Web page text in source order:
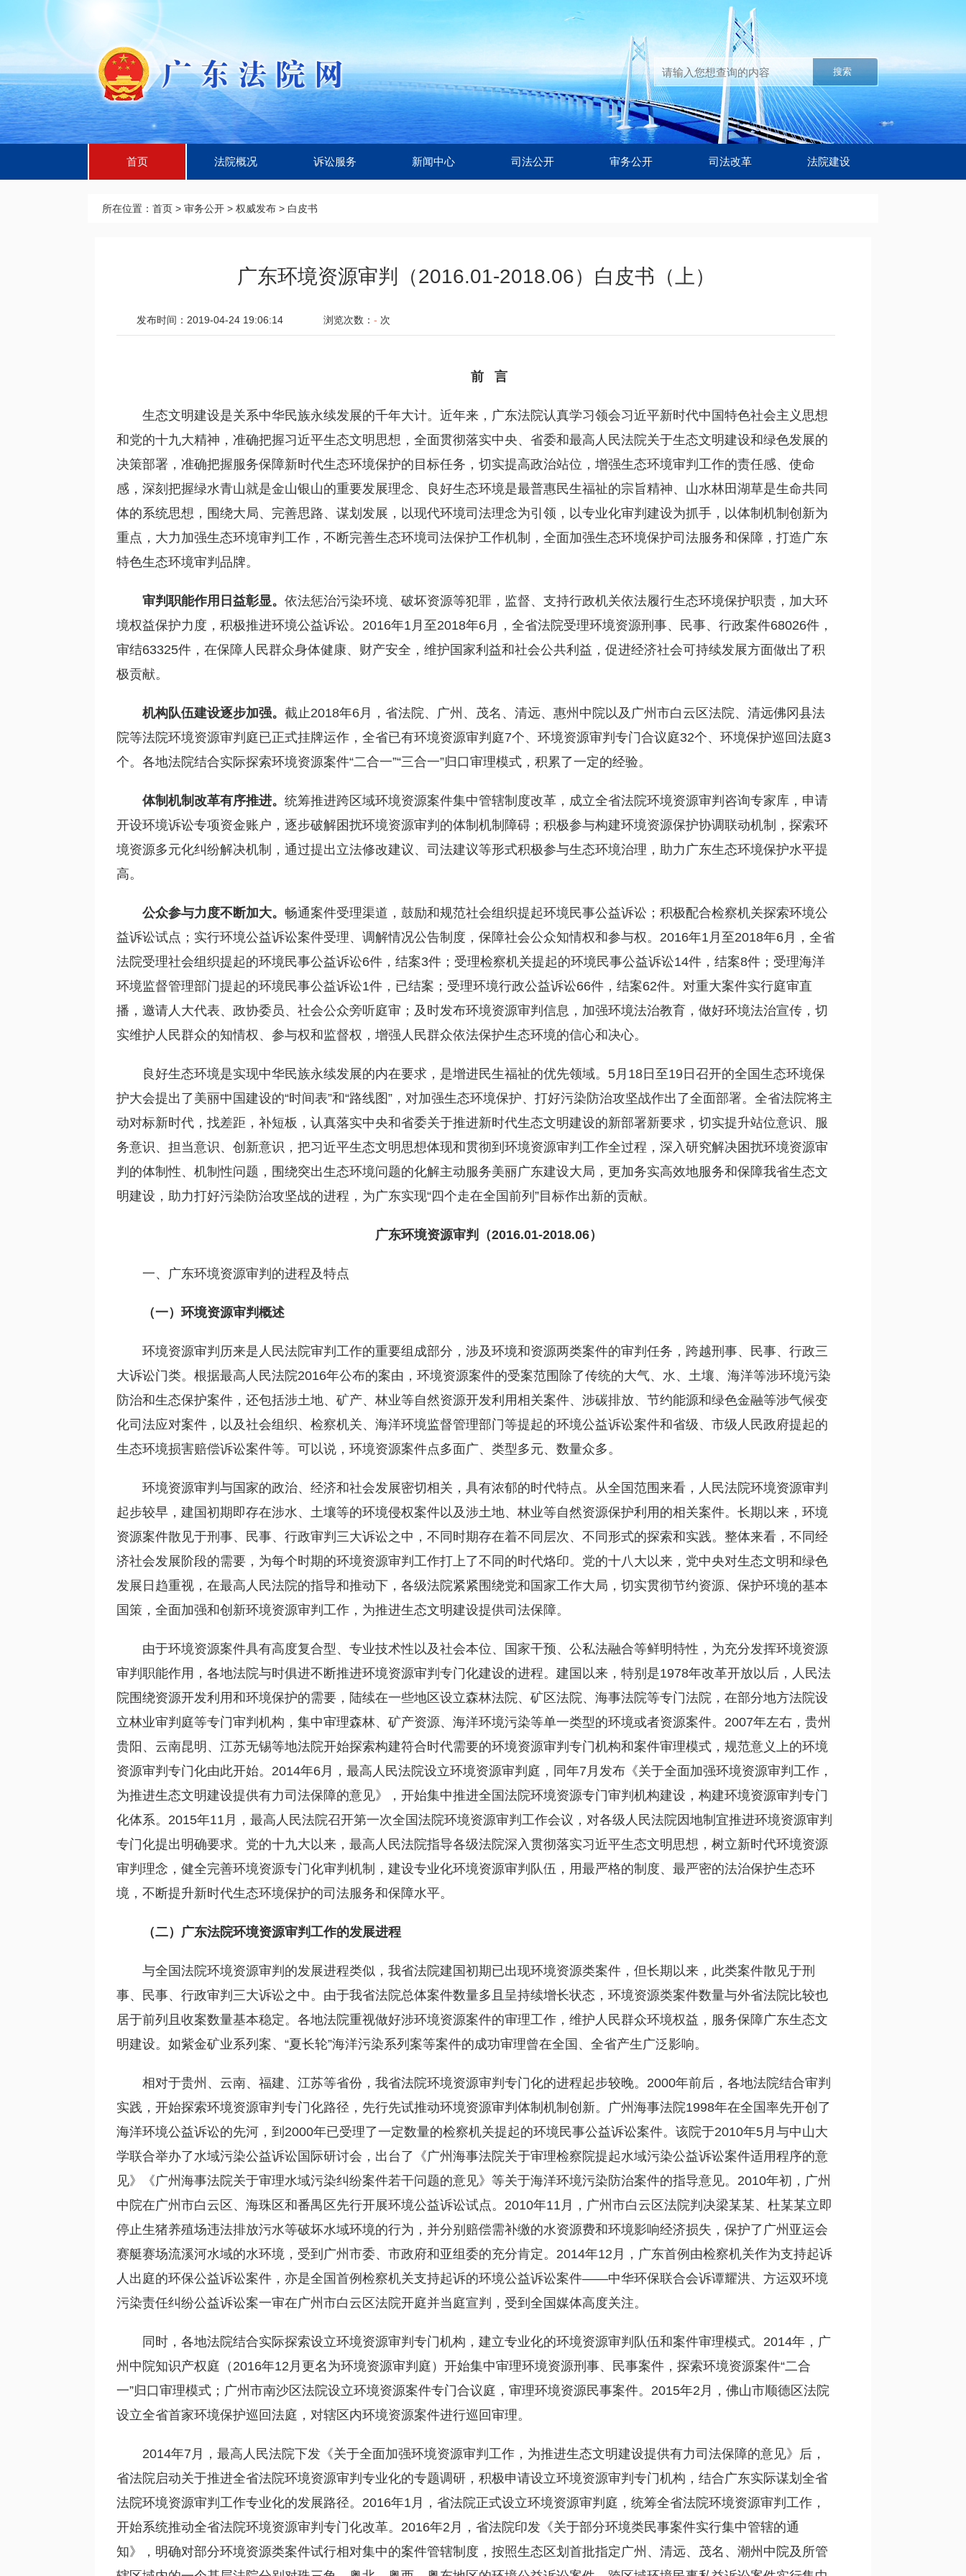
搜索
首页 法院概况 诉讼服务 新闻中心 司法公开 审务公开 司法改革 法院建设
所在位置： 首页 > 审务公开 > 权威发布 > 白皮书
广东环境资源审判（2016.01-2018.06）白皮书（上）
发布时间：2019-04-24 19:06:14 浏览次数： - 次
前 言
生态文明建设是关系中华民族永续发展的千年大计。近年来，广东法院认真学习领会习近平新时代中国特色社会主义思想
和党的十九大精神，准确把握习近平生态文明思想，全面贯彻落实中央、省委和最高人民法院关于生态文明建设和绿色发展的
决策部署，准确把握服务保障新时代生态环境保护的目标任务，切实提高政治站位，增强生态环境审判工作的责任感、使命
感，深刻把握绿水青山就是金山银山的重要发展理念、良好生态环境是最普惠民生福祉的宗旨精神、山水林田湖草是生命共同
体的系统思想，围绕大局、完善思路、谋划发展，以现代环境司法理念为引领，以专业化审判建设为抓手，以体制机制创新为
重点，大力加强生态环境审判工作，不断完善生态环境司法保护工作机制，全面加强生态环境保护司法服务和保障，打造广东
特色生态环境审判品牌。
审判职能作用日益彰显。 依法惩治污染环境、破坏资源等犯罪，监督、支持行政机关依法履行生态环境保护职责，加大环
境权益保护力度，积极推进环境公益诉讼。2016年1月至2018年6月，全省法院受理环境资源刑事、民事、行政案件68026件，
审结63325件，在保障人民群众身体健康、财产安全，维护国家利益和社会公共利益，促进经济社会可持续发展方面做出了积
极贡献。
机构队伍建设逐步加强。 截止2018年6月，省法院、广州、茂名、清远、惠州中院以及广州市白云区法院、清远佛冈县法
院等法院环境资源审判庭已正式挂牌运作，全省已有环境资源审判庭7个、环境资源审判专门合议庭32个、环境保护巡回法庭3
个。各地法院结合实际探索环境资源案件“二合一”“三合一”归口审理模式，积累了一定的经验。
体制机制改革有序推进。 统筹推进跨区域环境资源案件集中管辖制度改革，成立全省法院环境资源审判咨询专家库，申请
开设环境诉讼专项资金账户，逐步破解困扰环境资源审判的体制机制障碍；积极参与构建环境资源保护协调联动机制，探索环
境资源多元化纠纷解决机制，通过提出立法修改建议、司法建议等形式积极参与生态环境治理，助力广东生态环境保护水平提
高。
公众参与力度不断加大。 畅通案件受理渠道，鼓励和规范社会组织提起环境民事公益诉讼；积极配合检察机关探索环境公
益诉讼试点；实行环境公益诉讼案件受理、调解情况公告制度，保障社会公众知情权和参与权。2016年1月至2018年6月，全省
法院受理社会组织提起的环境民事公益诉讼6件，结案3件；受理检察机关提起的环境民事公益诉讼14件，结案8件；受理海洋
环境监督管理部门提起的环境民事公益诉讼1件，已结案；受理环境行政公益诉讼66件，结案62件。对重大案件实行庭审直
播，邀请人大代表、政协委员、社会公众旁听庭审；及时发布环境资源审判信息，加强环境法治教育，做好环境法治宣传，切
实维护人民群众的知情权、参与权和监督权，增强人民群众依法保护生态环境的信心和决心。
良好生态环境是实现中华民族永续发展的内在要求，是增进民生福祉的优先领域。5月18日至19日召开的全国生态环境保
护大会提出了美丽中国建设的“时间表”和“路线图”，对加强生态环境保护、打好污染防治攻坚战作出了全面部署。全省法院将主
动对标新时代，找差距，补短板，认真落实中央和省委关于推进新时代生态文明建设的新部署新要求，切实提升站位意识、服
务意识、担当意识、创新意识，把习近平生态文明思想体现和贯彻到环境资源审判工作全过程，深入研究解决困扰环境资源审
判的体制性、机制性问题，围绕突出生态环境问题的化解主动服务美丽广东建设大局，更加务实高效地服务和保障我省生态文
明建设，助力打好污染防治攻坚战的进程，为广东实现“四个走在全国前列”目标作出新的贡献。
广东环境资源审判（2016.01-2018.06）
一、广东环境资源审判的进程及特点
（一）环境资源审判概述
环境资源审判历来是人民法院审判工作的重要组成部分，涉及环境和资源两类案件的审判任务，跨越刑事、民事、行政三
大诉讼门类。根据最高人民法院2016年公布的案由，环境资源案件的受案范围除了传统的大气、水、土壤、海洋等涉环境污染
防治和生态保护案件，还包括涉土地、矿产、林业等自然资源开发利用相关案件、涉碳排放、节约能源和绿色金融等涉气候变
化司法应对案件，以及社会组织、检察机关、海洋环境监督管理部门等提起的环境公益诉讼案件和省级、市级人民政府提起的
生态环境损害赔偿诉讼案件等。可以说，环境资源案件点多面广、类型多元、数量众多。
环境资源审判与国家的政治、经济和社会发展密切相关，具有浓郁的时代特点。从全国范围来看，人民法院环境资源审判
起步较早，建国初期即存在涉水、土壤等的环境侵权案件以及涉土地、林业等自然资源保护利用的相关案件。长期以来，环境
资源案件散见于刑事、民事、行政审判三大诉讼之中，不同时期存在着不同层次、不同形式的探索和实践。整体来看，不同经
济社会发展阶段的需要，为每个时期的环境资源审判工作打上了不同的时代烙印。党的十八大以来，党中央对生态文明和绿色
发展日趋重视，在最高人民法院的指导和推动下，各级法院紧紧围绕党和国家工作大局，切实贯彻节约资源、保护环境的基本
国策，全面加强和创新环境资源审判工作，为推进生态文明建设提供司法保障。
由于环境资源案件具有高度复合型、专业技术性以及社会本位、国家干预、公私法融合等鲜明特性，为充分发挥环境资源
审判职能作用，各地法院与时俱进不断推进环境资源审判专门化建设的进程。建国以来，特别是1978年改革开放以后，人民法
院围绕资源开发利用和环境保护的需要，陆续在一些地区设立森林法院、矿区法院、海事法院等专门法院，在部分地方法院设
立林业审判庭等专门审判机构，集中审理森林、矿产资源、海洋环境污染等单一类型的环境或者资源案件。2007年左右，贵州
贵阳、云南昆明、江苏无锡等地法院开始探索构建符合时代需要的环境资源审判专门机构和案件审理模式，规范意义上的环境
资源审判专门化由此开始。2014年6月，最高人民法院设立环境资源审判庭，同年7月发布《关于全面加强环境资源审判工作，
为推进生态文明建设提供有力司法保障的意见》，开始集中推进全国法院环境资源专门审判机构建设，构建环境资源审判专门
化体系。2015年11月，最高人民法院召开第一次全国法院环境资源审判工作会议，对各级人民法院因地制宜推进环境资源审判
专门化提出明确要求。党的十九大以来，最高人民法院指导各级法院深入贯彻落实习近平生态文明思想，树立新时代环境资源
审判理念，健全完善环境资源专门化审判机制，建设专业化环境资源审判队伍，用最严格的制度、最严密的法治保护生态环
境，不断提升新时代生态环境保护的司法服务和保障水平。
（二）广东法院环境资源审判工作的发展进程
与全国法院环境资源审判的发展进程类似，我省法院建国初期已出现环境资源类案件，但长期以来，此类案件散见于刑
事、民事、行政审判三大诉讼之中。由于我省法院总体案件数量多且呈持续增长状态，环境资源类案件数量与外省法院比较也
居于前列且收案数量基本稳定。各地法院重视做好涉环境资源案件的审理工作，维护人民群众环境权益，服务保障广东生态文
明建设。如紫金矿业系列案、“夏长轮”海洋污染系列案等案件的成功审理曾在全国、全省产生广泛影响。
相对于贵州、云南、福建、江苏等省份，我省法院环境资源审判专门化的进程起步较晚。2000年前后，各地法院结合审判
实践，开始探索环境资源审判专门化路径，先行先试推动环境资源审判体制机制创新。广州海事法院1998年在全国率先开创了
海洋环境公益诉讼的先河，到2000年已受理了一定数量的检察机关提起的环境民事公益诉讼案件。该院于2010年5月与中山大
学联合举办了水域污染公益诉讼国际研讨会，出台了《广州海事法院关于审理检察院提起水域污染公益诉讼案件适用程序的意
见》《广州海事法院关于审理水域污染纠纷案件若干问题的意见》等关于海洋环境污染防治案件的指导意见。2010年初，广州
中院在广州市白云区、海珠区和番禺区先行开展环境公益诉讼试点。2010年11月，广州市白云区法院判决梁某某、杜某某立即
停止生猪养殖场违法排放污水等破坏水域环境的行为，并分别赔偿需补缴的水资源费和环境影响经济损失，保护了广州亚运会
赛艇赛场流溪河水域的水环境，受到广州市委、市政府和亚组委的充分肯定。2014年12月，广东首例由检察机关作为支持起诉
人出庭的环保公益诉讼案件，亦是全国首例检察机关支持起诉的环境公益诉讼案件——中华环保联合会诉谭耀洪、方运双环境
污染责任纠纷公益诉讼案一审在广州市白云区法院开庭并当庭宣判，受到全国媒体高度关注。
同时，各地法院结合实际探索设立环境资源审判专门机构，建立专业化的环境资源审判队伍和案件审理模式。2014年，广
州中院知识产权庭（2016年12月更名为环境资源审判庭）开始集中审理环境资源刑事、民事案件，探索环境资源案件“二合
一”归口审理模式；广州市南沙区法院设立环境资源案件专门合议庭，审理环境资源民事案件。2015年2月，佛山市顺德区法院
设立全省首家环境保护巡回法庭，对辖区内环境资源案件进行巡回审理。
2014年7月，最高人民法院下发《关于全面加强环境资源审判工作，为推进生态文明建设提供有力司法保障的意见》后，
省法院启动关于推进全省法院环境资源审判专业化的专题调研，积极申请设立环境资源审判专门机构，结合广东实际谋划全省
法院环境资源审判工作专业化的发展路径。2016年1月，省法院正式设立环境资源审判庭，统筹全省法院环境资源审判工作，
开始系统推动全省法院环境资源审判专门化改革。2016年2月，省法院印发《关于部分环境类民事案件实行集中管辖的通
知》，明确对部分环境资源类案件试行相对集中的案件管辖制度，按照生态区划首批指定广州、清远、茂名、潮州中院及所管